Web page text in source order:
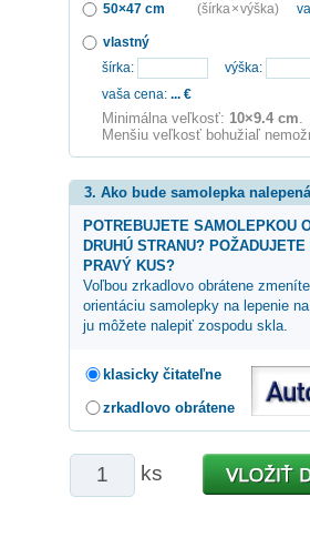
50×47 cm
(šírka × výška)
vlastný
šírka:
výška:
vaša cena: ... €
Minimálna veľkosť: 10×9.4 cm
Menšiu veľkosť bohužiaľ
3. Ako bude samolepka
POTREBUJETE SAMOLEPKOU
DRUHÚ STRANU?
PRAVÝ KUS?
Voľbou zrkadlovo obrátene
orientáciu samolepky na lepenie
ju môžete nalepiť zospodu skla.
klasicky čitateľne
zrkadlovo obrátene
ks